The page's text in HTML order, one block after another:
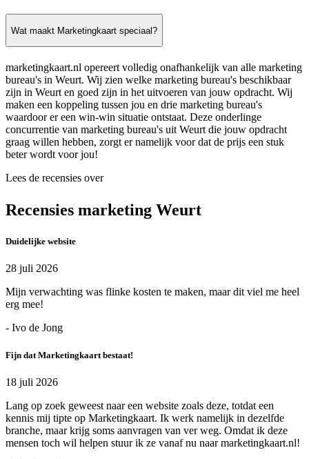
Wat maakt Marketingkaart speciaal?
marketingkaart.nl opereert volledig onafhankelijk van alle marketing
bureau's in Weurt. Wij zien welke marketing bureau's beschikbaar
zijn in Weurt en goed zijn in het uitvoeren van jouw opdracht. Wij
maken een koppeling tussen jou en drie marketing bureau's
waardoor er een win-win situatie ontstaat. Deze onderlinge
concurrentie van marketing bureau's uit Weurt die jouw opdracht
graag willen hebben, zorgt er namelijk voor dat de prijs een stuk
beter wordt voor jou!
Lees de recensies over
Recensies marketing Weurt
Duidelijke website
28 juli 2026
Mijn verwachting was flinke kosten te maken, maar dit viel me heel
erg mee!
- Ivo de Jong
Fijn dat Marketingkaart bestaat!
18 juli 2026
Lang op zoek geweest naar een website zoals deze, totdat een
kennis mij tipte op Marketingkaart. Ik werk namelijk in dezelfde
branche, maar krijg soms aanvragen van ver weg. Omdat ik deze
mensen toch wil helpen stuur ik ze vanaf nu naar marketingkaart.nl!